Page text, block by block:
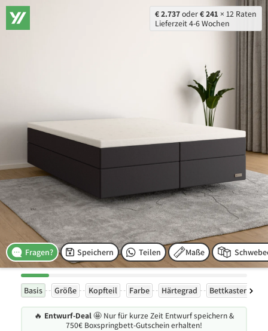
€ 2.737oder€ 241 × 12 Raten
Lieferzeit 4-6 Wochen
Fragen? Maße
Speichern Teilen
Basis Größe Kopfteil Farbe Härtegrad Bettkasten
🔥 Entwurf-Deal🤩 Nur für kurze Zeit Entwurf speichern &
750€ Boxspringbett-Gutschein erhalten!